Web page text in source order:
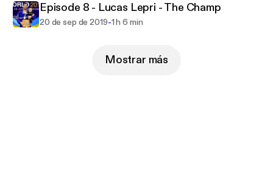
Episode 8 - Lucas Lepri - The Champ
20 de sep de 2019-1 h 6 min
Mostrar más